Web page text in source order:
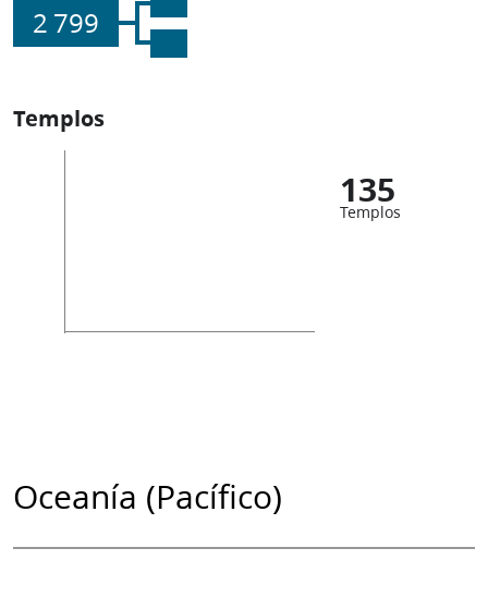
2 799
Templos
135
Templos
Oceanía (Pacífico)